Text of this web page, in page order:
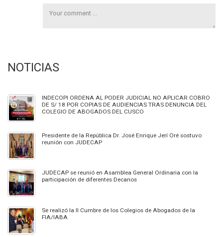
NOTICIAS
INDECOPI ORDENA AL PODER JUDICIAL NO APLICAR COBRO
DE S/ 18 POR COPIAS DE AUDIENCIAS TRAS DENUNCIA DEL
COLEGIO DE ABOGADOS DEL CUSCO
Presidente de la República Dr. José Enrique Jerí Oré sostuvo
reunión con JUDECAP
JUDECAP se reunió en Asamblea General Ordinaria con la
participación de diferentes Decanos
Se realizó la II Cumbre de los Colegios de Abogados de la
FIA/IABA